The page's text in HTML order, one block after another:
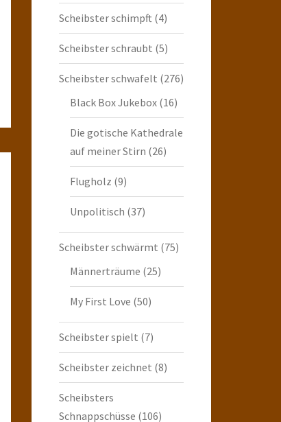
Scheibster schimpft (4)
Scheibster schraubt (5)
Scheibster schwafelt (276)
Black Box Jukebox(16)
Die gotische Kathedrale
auf meiner Stirn (26)
Flugholz (9)
Unpolitisch (37)
Scheibster schwärmt (75)
Männerträume (25)
My First Love (50)
Scheibster spielt (7)
Scheibster zeichnet (8)
Scheibsters
Schnappschüsse (106)